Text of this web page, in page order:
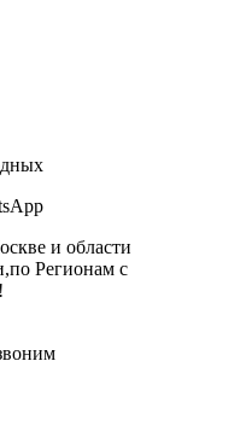
и области
Регионам с